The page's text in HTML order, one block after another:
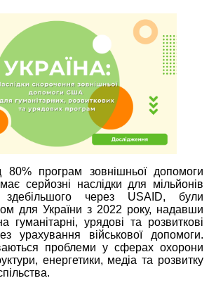
80% програм зовнішньої допомоги
серйозні наслідки для мільйонів
через USAID, були
для України з 2022 року, надавши
урядові та розвиткові
урахування військової допомоги.
проблеми у сферах охорони
енергетики, медіа та розвитку